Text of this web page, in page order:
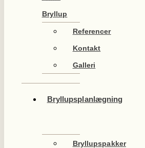
Bryllup
Referencer
Kontakt
Galleri
Bryllupsplanlægning
Bryllupspakker